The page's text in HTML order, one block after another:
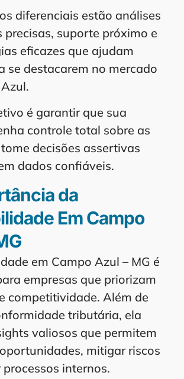
diferenciais estão análises
precisas, suporte próximo e
eficazes que ajudam
se destacarem no mercado
é garantir que sua
controle total sobre as
decisões assertivas
dados confiáveis.
da
Em Campo
em Campo Azul – MG é
empresas que priorizam
competitividade. Além de
tributária, ela
valiosos que permitem
mitigar riscos
internos.